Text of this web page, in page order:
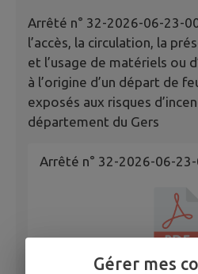
Arrêté n° 32-2026-06-23-
l’accès, la circulation, la
et l’usage de matériels ou
à l’origine d’un départ de
exposés aux risques
département du Gers
Arrêté n° 32-2026-06-
Gérer mes